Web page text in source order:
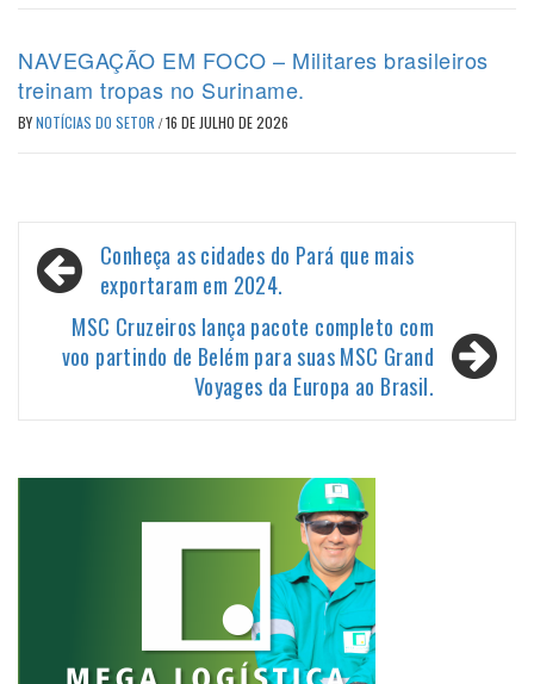
NAVEGAÇÃO EM FOCO – Militares brasileiros
treinam tropas no Suriname.
BYNOTÍCIAS DO SETOR /16 DE JULHO DE 2026
Navegação
de
Post
Conheça as cidades do Pará que mais
exportaram em 2024.
MSC Cruzeiros lança pacote completo com
voo partindo de Belém para suas MSC Grand
Voyages da Europa ao Brasil.